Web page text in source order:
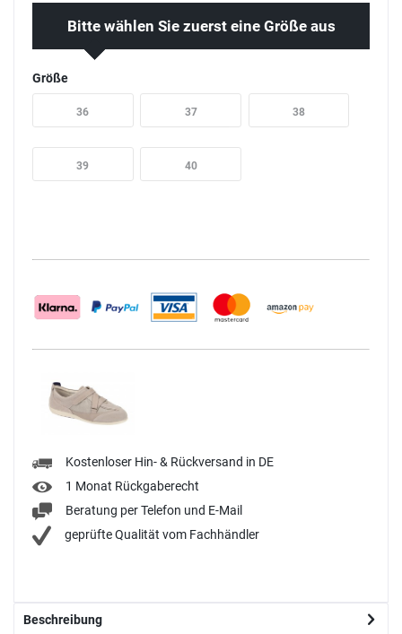
Bitte wählen Sie zuerst eine Größe aus
Größe
36 37 38
39 40
Kostenloser Hin- & Rückversand in DE
1 Monat Rückgaberecht
Beratung per Telefon und E-Mail
geprüfte Qualität vom Fachhändler
Beschreibung